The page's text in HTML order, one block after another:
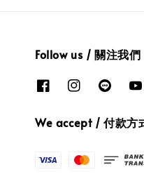
Follow us / 關注我們
We accept / 付款方